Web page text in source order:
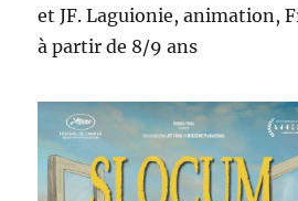
et JF. Laguionie, animation,
à partir de 8/9 ans